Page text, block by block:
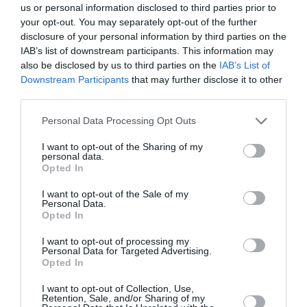
us or personal information disclosed to third parties prior to
your opt-out. You may separately opt-out of the further
disclosure of your personal information by third parties on the
IAB’s list of downstream participants. This information may
also be disclosed by us to third parties on the IAB’s List of
Downstream Participants that may further disclose it to other
Personal Data Processing Opt Outs
I want to opt-out of the Sharing of my
personal data.
Opted In
I want to opt-out of the Sale of my
Personal Data.
Opted In
I want to opt-out of processing my
Personal Data for Targeted Advertising.
Opted In
I want to opt-out of Collection, Use,
Retention, Sale, and/or Sharing of my
Newsletter
Κάθε βδομάδα στο e-mail σας τα τελευταία νέα για
την Τέχνη και τον Πολιτισμό!